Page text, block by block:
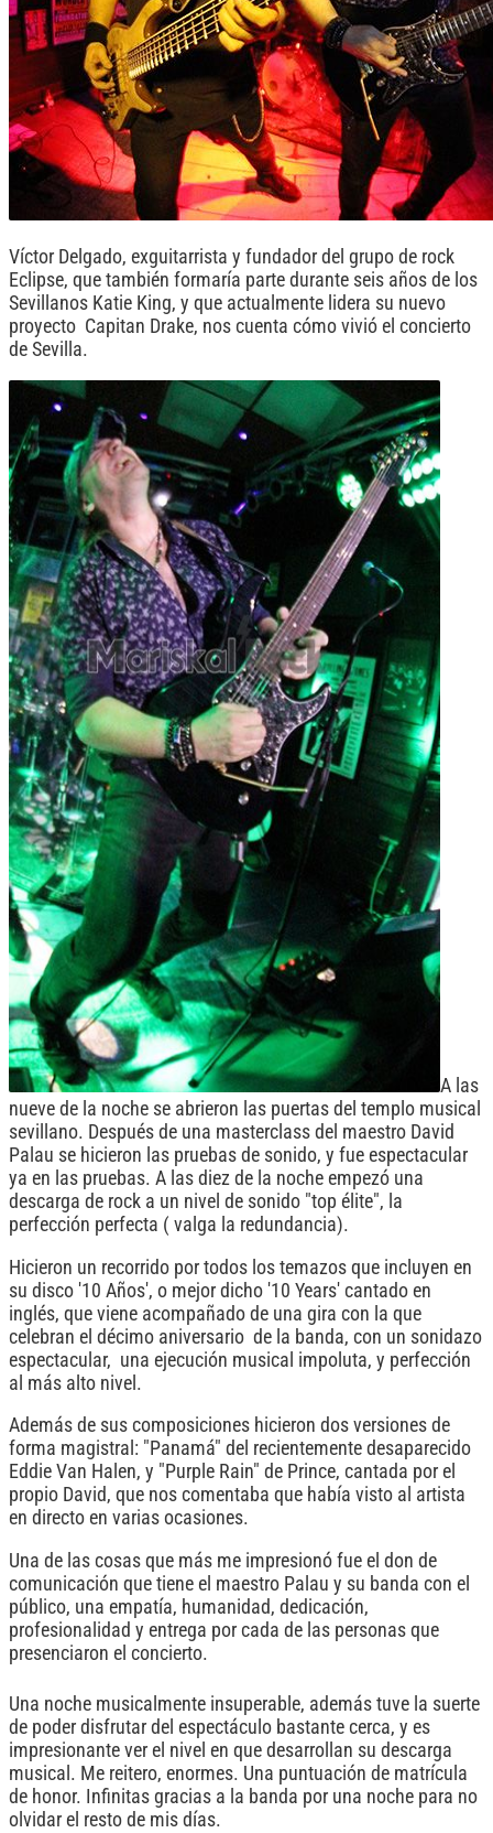
Víctor Delgado, exguitarrista y fundador del grupo de rock
Eclipse, que también formaría parte durante seis años de los
Sevillanos Katie King, y que actualmente lidera su nuevo
proyecto Capitan Drake, nos cuenta cómo vivió el concierto
de Sevilla.
A las
nueve de la noche se abrieron las puertas del templo musical
sevillano. Después de una masterclass del maestro David
Palau se hicieron las pruebas de sonido, y fue espectacular
ya en las pruebas. A las diez de la noche empezó una
descarga de rock a un nivel de sonido "top élite", la
perfección perfecta ( valga la redundancia).
Hicieron un recorrido por todos los temazos que incluyen en
su disco '10 Años', o mejor dicho '10 Years' cantado en
inglés, que viene acompañado de una gira con la que
celebran el décimo aniversario de la banda, con un sonidazo
espectacular, una ejecución musical impoluta, y perfección
al más alto nivel.
Además de sus composiciones hicieron dos versiones de
forma magistral: "Panamá" del recientemente desaparecido
Eddie Van Halen, y "Purple Rain" de Prince, cantada por el
propio David, que nos comentaba que había visto al artista
en directo en varias ocasiones.
Una de las cosas que más me impresionó fue el don de
comunicación que tiene el maestro Palau y su banda con el
público, una empatía, humanidad, dedicación,
profesionalidad y entrega por cada de las personas que
presenciaron el concierto.
Una noche musicalmente insuperable, además tuve la suerte
de poder disfrutar del espectáculo bastante cerca, y es
impresionante ver el nivel en que desarrollan su descarga
musical. Me reitero, enormes. Una puntuación de matrícula
de honor. Infinitas gracias a la banda por una noche para no
olvidar el resto de mis días.